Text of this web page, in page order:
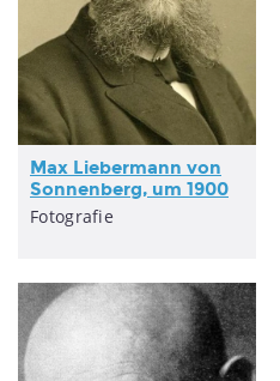
Max Liebermann von
Sonnenberg, um 1900
Fotografie